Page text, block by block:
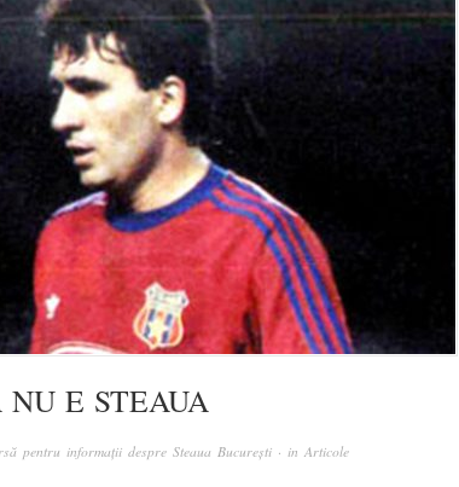
E STEAUA
pentru informații despre Steaua București · in Articole